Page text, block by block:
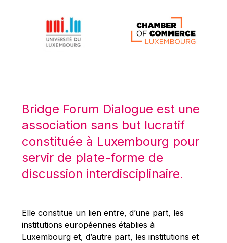
Lucas Papademos
Máire Geoghegan-Quinn
Mario Centeno
Mario Monti
Maroš ŠEFČOVIČ
Martin Bailey
Martine Reicherts
Michael Sohlman
Michel Goedert
Bridge Forum Dialogue est une
association sans but lucratif
constituée à Luxembourg pour
servir de plate-forme de
discussion interdisciplinaire.
Elle constitue un lien entre, d’une part, les
institutions européennes établies à
Luxembourg et, d’autre part, les institutions et